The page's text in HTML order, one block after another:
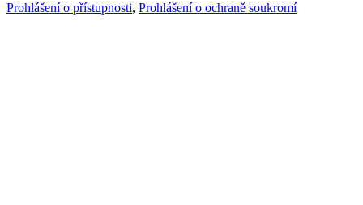
Prohlášení o přístupnosti, Prohlášení o ochraně soukromí